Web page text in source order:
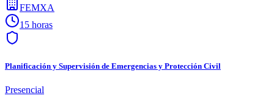
FEMXA
15 horas
Planificación y Supervisión de Emergencias y Protección Civil
Presencial